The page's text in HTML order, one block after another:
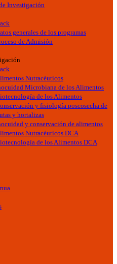
Investigación
generales de los programas
de Admisión
Nutracéuticos
Microbiana de los Alimentos
de los Alimentos
y fisiología poscosecha de
y hortalizas
y conservación de alimentos
Nutracéuticos DCA
de los Alimentos DCA